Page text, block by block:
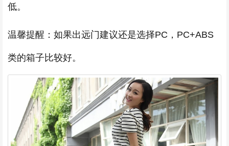
低。
温馨提醒：如果出远门建议还是选择PC，PC+ABS
类的箱子比较好。